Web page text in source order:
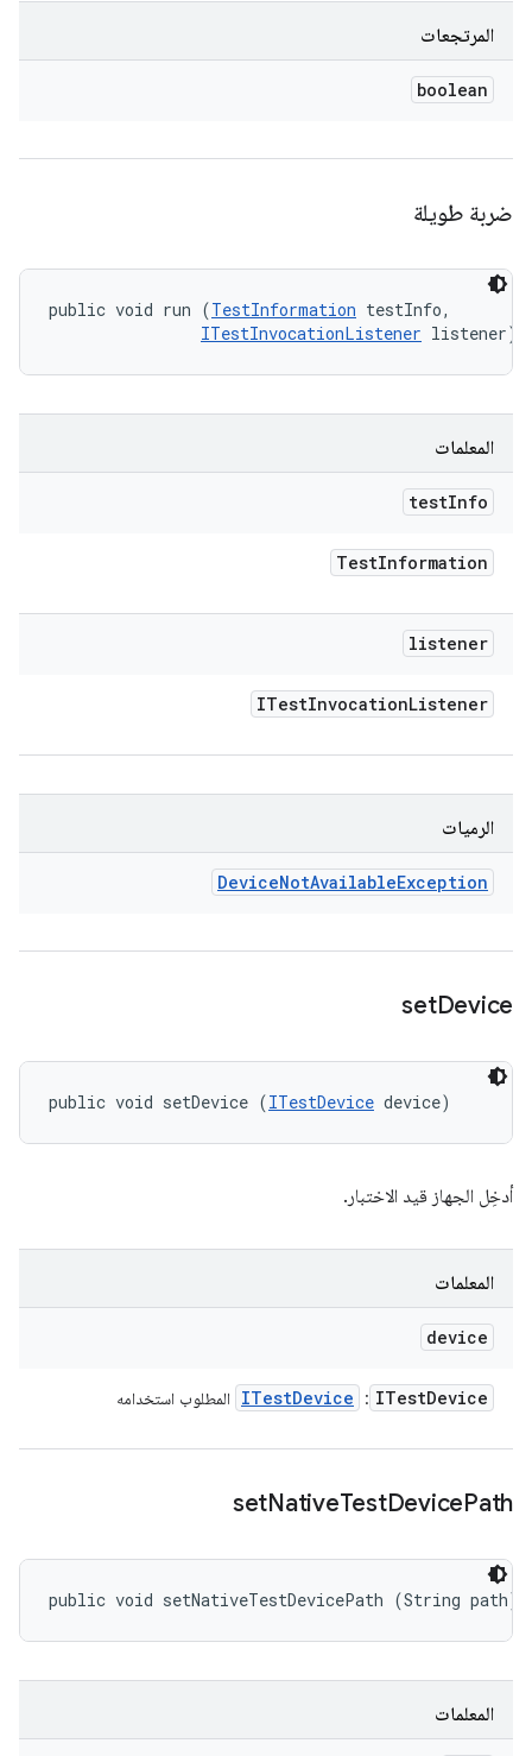
المرتجعات
boolean
ضربة طويلة
public void run (TestInformation testInfo,
ITestInvocationListener listener)
المعلمات
testInfo
TestInformation
listener
ITestInvocationListener
الرميات
DeviceNotAvailableException
setDevice
public void setDevice (ITestDevice device)
أدخِل الجهاز قيد الاختبار.
المعلمات
device
ITestDevice
:
ITestDevice المطلوب استخدامه
setNativeTestDevicePath
public void setNativeTestDevicePath (String path)
المعلمات